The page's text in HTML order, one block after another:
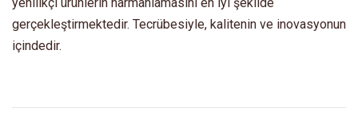
gerçekleştirmektedir. Tecrübesiyle, kalitenin ve inovasyonun
içindedir.